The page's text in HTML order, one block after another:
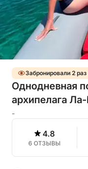
Забронировали 2 раз
Однодневная
архипелага
-
4.8
6 ОТЗЫВЫ